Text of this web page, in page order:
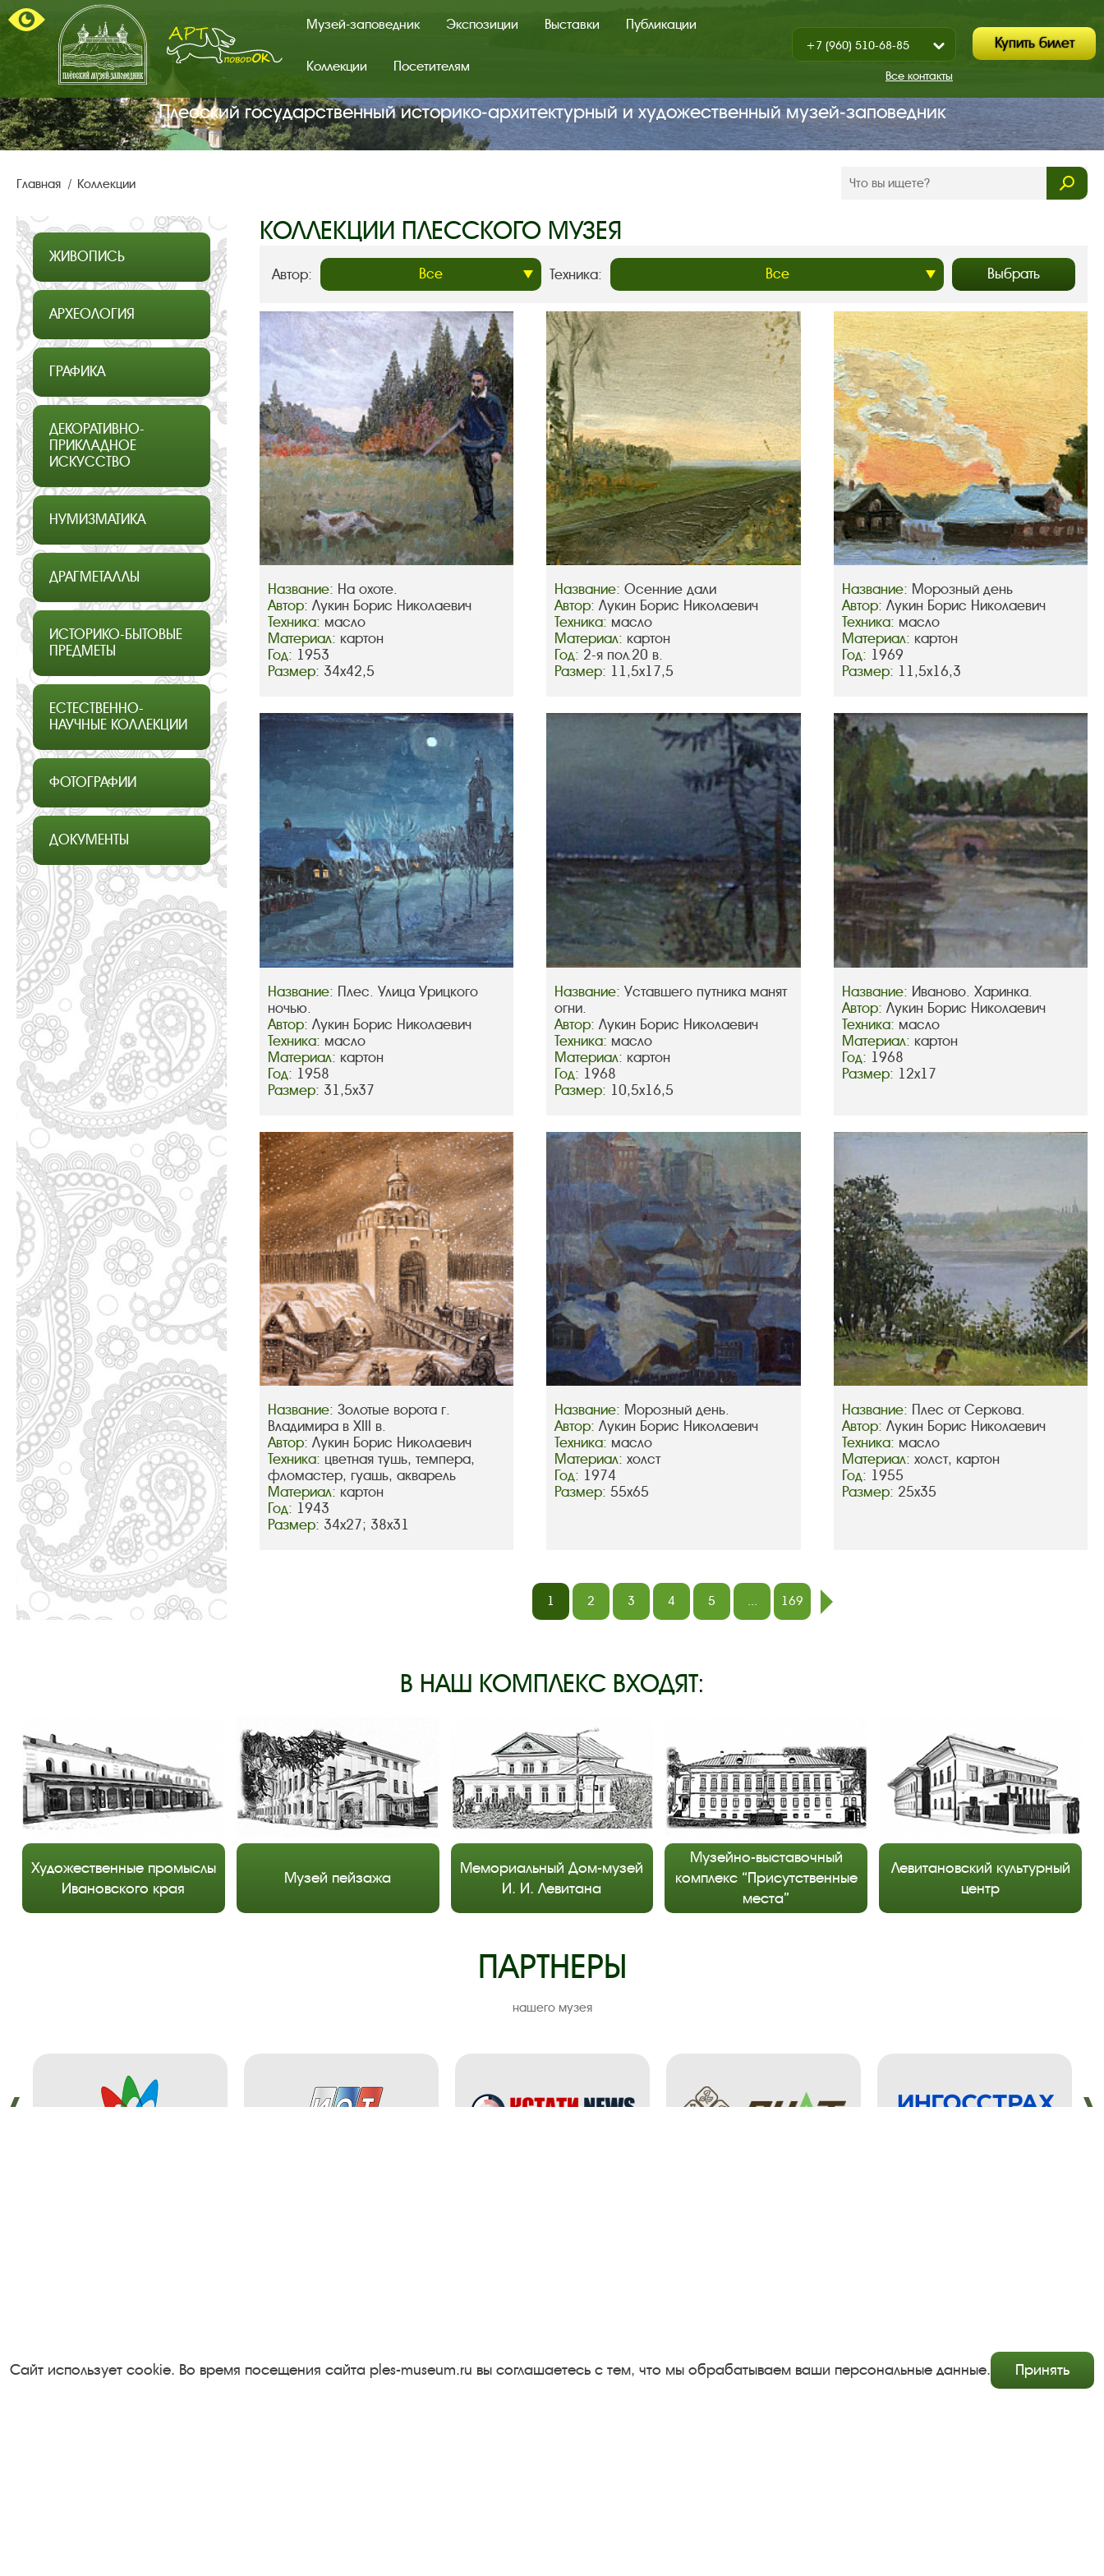
Главная
страница.
поводок.
Музей-заповедник Экспозиции Выставки Публикации
Коллекции Посетителям
Показать
/
Закрыть
+7 (960) 510-68-85
+7 (930) 347-67-70Все контакты
Купить билет
Плесский государственный историко‑архитектурный и художественный музей‑заповедник
Главная Коллекции
ЖИВОПИСЬ
АРХЕОЛОГИЯ
ГРАФИКА
ДЕКОРАТИВНО-
ПРИКЛАДНОЕ
ИСКУССТВО
НУМИЗМАТИКА
ДРАГМЕТАЛЛЫ
ИСТОРИКО-БЫТОВЫЕ
ПРЕДМЕТЫ
ЕСТЕСТВЕННО-
НАУЧНЫЕ КОЛЛЕКЦИИ
ФОТОГРАФИИ
ДОКУМЕНТЫ
КОЛЛЕКЦИИ ПЛЕССКОГО МУЗЕЯ
Автор: Техника: Выбрать
Название: На охоте.
Автор: Лукин Борис Николаевич
Техника: масло
Материал: картон
Год: 1953
Размер: 34х42,5
Название:Осенние дали
Автор:Лукин Борис Николаевич
Техника: масло
Материал: картон
Год: 2-я пол.20 в.
Размер: 11,5х17,5
Название: Морозный день
Автор: Лукин Борис Николаевич
Техника: масло
Материал: картон
Год: 1969
Размер: 11,5х16,3
Название: Плес. Улица Урицкого
ночью.
Автор: Лукин Борис Николаевич
Техника: масло
Материал: картон
Год: 1958
Размер: 31,5х37
Название:Уставшего путника манят
огни.
Автор:Лукин Борис Николаевич
Техника: масло
Материал: картон
Год: 1968
Размер: 10,5х16,5
Название: Иваново. Харинка.
Автор: Лукин Борис Николаевич
Техника: масло
Материал: картон
Год: 1968
Размер: 12х17
Название: Золотые ворота г.
Владимира в XIII в.
Автор: Лукин Борис Николаевич
Техника: цветная тушь, темпера,
фломастер, гуашь, акварель
Материал: картон
Год: 1943
Размер: 34х27; 38х31
Название: Морозный день.
Автор:Лукин Борис Николаевич
Техника: масло
Материал:холст
Год: 1974
Размер:55х65
Название: Плес от Серкова.
Автор: Лукин Борис Николаевич
Техника: масло
Материал: холст, картон
Год: 1955
Размер: 25х35
1 2 3 4 5 ...
169
В НАШ КОМПЛЕКС ВХОДЯТ:
Художественные промыслы
Ивановского края
Музей пейзажа
Мемориальный Дом-музей
И. И. Левитана
Музейно-выставочный
комплекс “Присутственные
места”
Левитановский культурный
центр
ПАРТНЕРЫ
нашего музея
Посетителям
Турфирмам
Результаты независимой
Copyright © http://www.plyos.org
Сайт использует cookie. Во время посещения сайта ples-museum.ru вы соглашаетесь с тем, что мы обрабатываем ваши персональные данные. Принять